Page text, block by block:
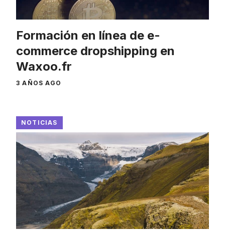
Formación en línea de e-
commerce dropshipping en
Waxoo.fr
3 AÑOS AGO
NOTICIAS